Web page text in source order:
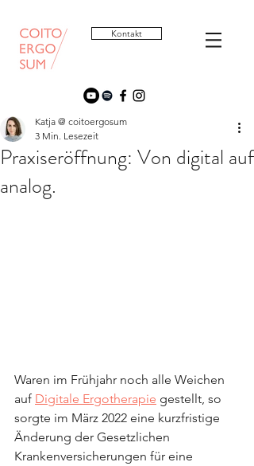
Kontakt
Praxiseröffnung: Von digital auf
analog.
Katja @ coitoergosum
3 Min. Lesezeit
Waren im Frühjahr noch alle Weichen
auf Digitale Ergotherapie gestellt, so
sorgte im März 2022 eine kurzfristige
Änderung der Gesetzlichen
Krankenversicherungen für eine